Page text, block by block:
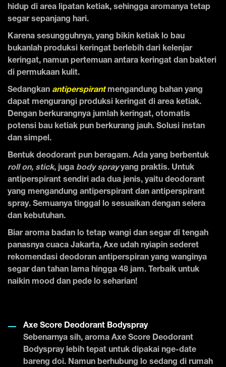
hidup di area lipatan ketiak, sehingga aromanya tetap
segar sepanjang hari.
Karena sesungguhnya, yang bikin ketiak lo bau
bukanlah produksi keringat berlebih dari kelenjar
keringat, namun pertemuan antara keringat dan bakteri
di permukaan kulit.
Sedangkan antiperspirantmengandung bahan yang
dapat mengurangi produksi keringat di area ketiak.
Dengan berkurangnya jumlah keringat, otomatis
potensi bau ketiak pun berkurang jauh. Solusi instan
dan simpel.
Bentuk deodorant pun beragam. Ada yang berbentuk
roll on, stick, juga body sprayyang praktis. Untuk
antiperspirant sendiri ada dua jenis, yaitu deodorant
yang mengandung antiperspirant dan antiperspirant
spray. Semuanya tinggal lo sesuaikan dengan selera
dan kebutuhan.
Biar aroma badan lo tetap wangi dan segar di tengah
panasnya cuaca Jakarta, Axe udah nyiapin sederet
rekomendasi deodoran antiperspiran yang wanginya
segar dan tahan lama hingga 48 jam. Terbaik untuk
naikin mood dan pede lo seharian!
Axe Score Deodorant Bodyspray
Sebenarnya sih, aroma Axe Score Deodorant
Bodyspray lebih tepat untuk dipakai nge-date
bareng doi. Namun berhubung lo sedang di rumah